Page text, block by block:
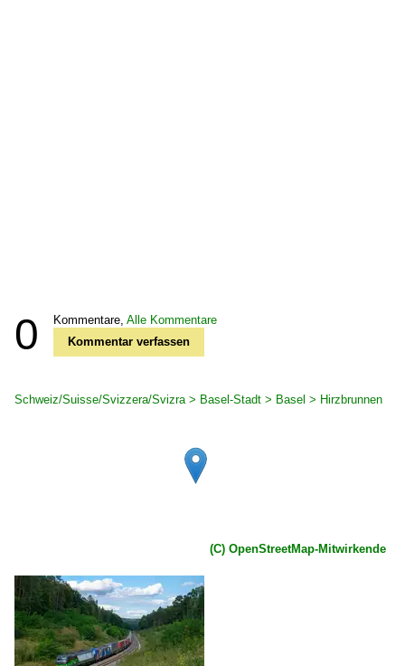
0 Kommentare, Alle Kommentare
Kommentar verfassen
Schweiz/Suisse/Svizzera/Svizra > Basel-Stadt > Basel > Hirzbrunnen
(C) OpenStreetMap-Mitwirkende